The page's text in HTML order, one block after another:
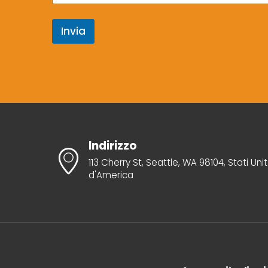
t
o
Invia
Indirizzo
113 Cherry St, Seattle, WA 98104, Stati Uniti
d'America